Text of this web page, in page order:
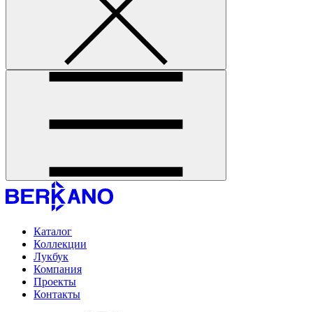
Каталог
Коллекции
Лукбук
Компания
Проекты
Контакты